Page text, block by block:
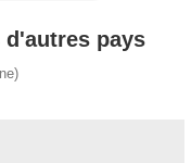
pays